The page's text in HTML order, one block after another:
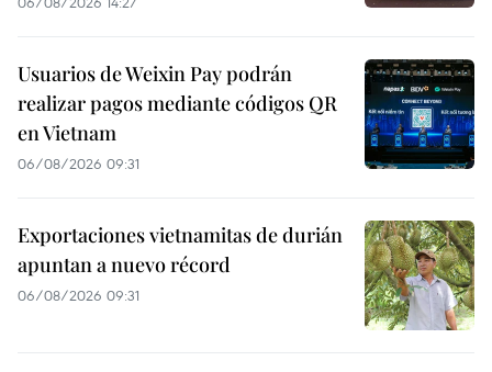
Usuarios de Weixin Pay podrán
realizar pagos mediante códigos QR
en Vietnam
06/08/2026 09:31
Exportaciones vietnamitas de durián
apuntan a nuevo récord
06/08/2026 09:31